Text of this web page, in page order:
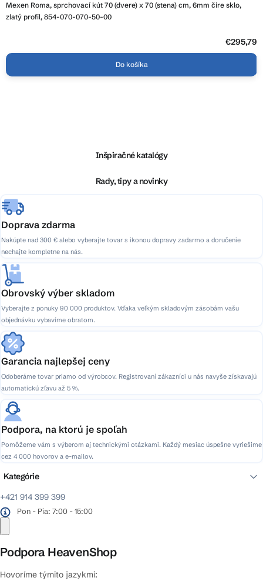
Mexen Roma, sprchovací kút 70 (dvere) x 70 (stena) cm, 6mm číre sklo,
zlatý profil, 854-070-070-50-00
€295,79
Do košíka
e
Inšpiračné katalógy
Rady, tipy a novinky
Doprava zdarma
Nakúpte nad 300 € alebo vyberajte tovar s ikonou dopravy zadarmo a doručenie
nechajte kompletne na nás.
Obrovský výber skladom
Vyberajte z ponuky 90 000 produktov. Vďaka veľkým skladovým zásobám vašu
objednávku vybavíme obratom.
Garancia najlepšej ceny
Odoberáme tovar priamo od výrobcov. Registrovaní zákazníci u nás navyše získavajú
automatickú zľavu až 5 %.
Podpora, na ktorú je spoľah
Pomôžeme vám s výberom aj technickými otázkami. Každý mesiac úspešne vyriešime
cez 4 000 hovorov a e-mailov.
+421 914 399 399
Pon - Pia: 7:00 - 15:00
Podpora HeavenShop
Hovoríme týmito jazykmi:
Kategórie